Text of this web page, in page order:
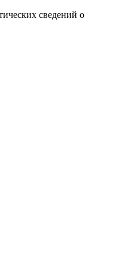
сведений о